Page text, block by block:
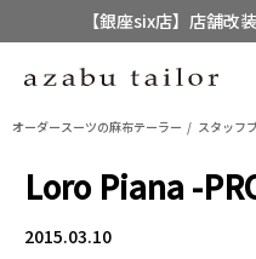
【銀座six店】店舗改
8/12~8/16
オーダースーツの麻布テーラー スタッフ
Loro Piana -
2015.03.10